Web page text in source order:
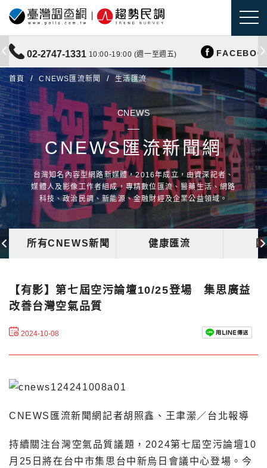
02-2747-1331 10:00-19:00 (週一至週五)
首頁 CNEWS匯流新聞 生活匯流
CNEWS
CNEWS匯流新聞網
台灣知名內容型網路新媒體，2016年成立，由資深記者、
媒體人及影像工作者組成，專精數位匯流、醫藥生活、網路
科技、政治民調、新能源、金融財經及企業公益領域。
所有CNEWS新聞 健康匯流
【有影】第七屆空污論壇10/25登場 集思廣益
改善台灣空氣品質
2024-10-08
CNEWS匯流新聞網記者胡照鑫、王聿瀠／台北報導
持續關注台灣空氣品質議題，2024第七屆空污論壇10
月25日將在台中市集思台中新烏日會議中心登場。今